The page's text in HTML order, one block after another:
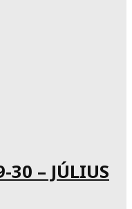
30 – JÚLIUS